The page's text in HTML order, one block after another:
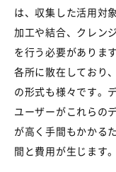
は、収集した活用対
加工や結合、クレン
を行う必要がありま
各所に散在しており
の形式も様々です。
ユーザーがこれらの
が高く手間もかかる
間と費用が生じます。